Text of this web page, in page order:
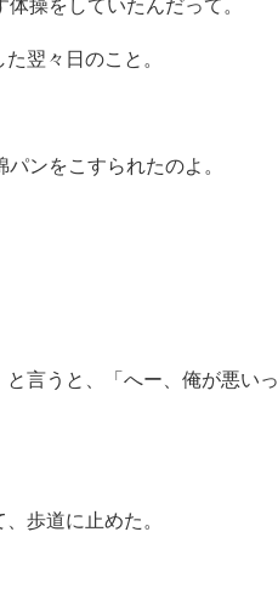
操をしていたんだって。
翌々日のこと。
ンをこすられたのよ。
言うと、「へー、俺が悪いっ
歩道に止めた。